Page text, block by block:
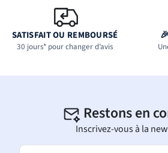
SATISFAIT OU REMBOURSÉ
30 jours* pour changer d’avis
Restons en
Inscrivez-vous à la